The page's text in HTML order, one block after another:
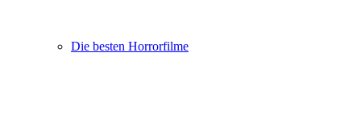
Die besten Horrorfilme